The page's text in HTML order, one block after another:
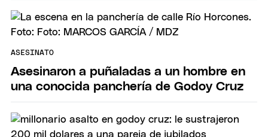
ASESINATO
Asesinaron a puñaladas a un hombre en
una conocida panchería de Godoy Cruz